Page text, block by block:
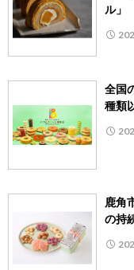
ル」
全国
種類
鹿角
の持